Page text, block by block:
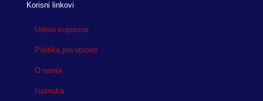
Korisni linkovi
Uslovi kupovine
Politika privatnosti
O nama
Isporuka